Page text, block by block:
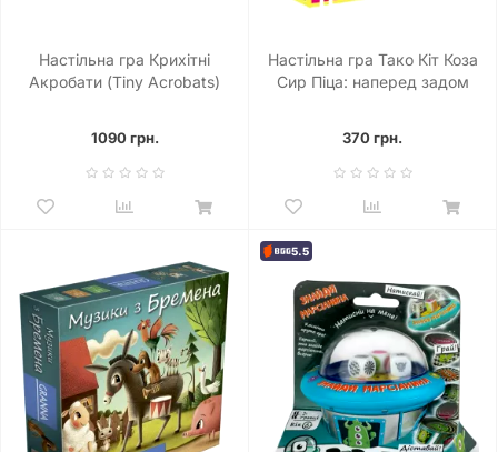
Настільна гра Крихітні
Акробати (Tiny Acrobats)
1090 грн.
Настільна гра Тако Кіт Коза
Сир Піца: наперед задом
370 грн.
5.5